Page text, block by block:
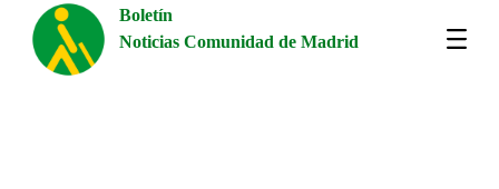
Boletín
Noticias Comunidad de Madrid